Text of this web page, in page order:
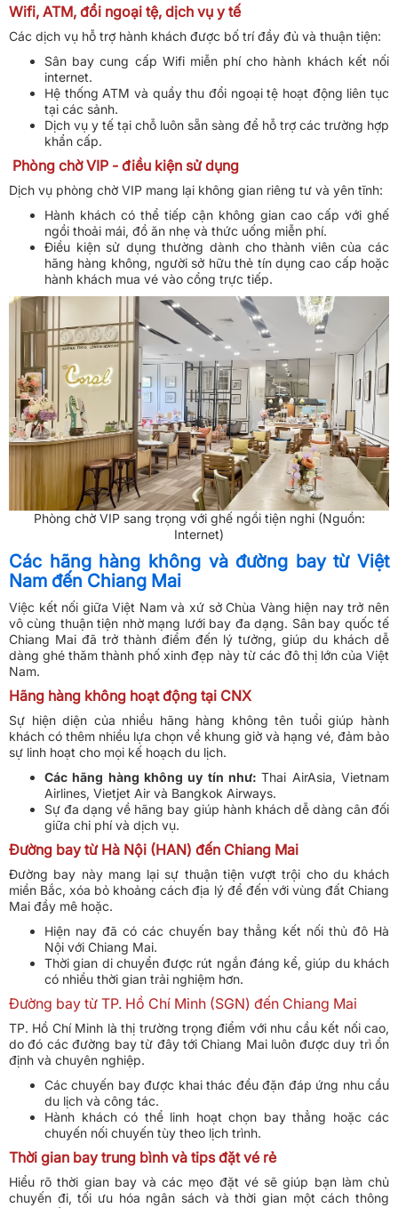
Wifi, ATM, đổi ngoại tệ, dịch vụ y tế
Các dịch vụ hỗ trợ hành khách được bố trí đầy đủ và thuận tiện:
Sân bay cung cấp Wifi miễn phí cho hành khách kết nối
internet.
Hệ thống ATM và quầy thu đổi ngoại tệ hoạt động liên tục
tại các sảnh.
Dịch vụ y tế tại chỗ luôn sẵn sàng để hỗ trợ các trường hợp
khẩn cấp.
Phòng chờ VIP - điều kiện sử dụng
Dịch vụ phòng chờ VIP mang lại không gian riêng tư và yên tĩnh:
Hành khách có thể tiếp cận không gian cao cấp với ghế
ngồi thoải mái, đồ ăn nhẹ và thức uống miễn phí.
Điều kiện sử dụng thường dành cho thành viên của các
hãng hàng không, người sở hữu thẻ tín dụng cao cấp hoặc
hành khách mua vé vào cổng trực tiếp.
Phòng chờ VIP sang trọng với ghế ngồi tiện nghi (Nguồn:
Internet)
Các hãng hàng không và đường bay từ Việt
Nam đến Chiang Mai
Việc kết nối giữa Việt Nam và xứ sở Chùa Vàng hiện nay trở nên
vô cùng thuận tiện nhờ mạng lưới bay đa dạng. Sân bay quốc tế
Chiang Mai đã trở thành điểm đến lý tưởng, giúp du khách dễ
dàng ghé thăm thành phố xinh đẹp này từ các đô thị lớn của Việt
Nam.
Hãng hàng không hoạt động tại CNX
Sự hiện diện của nhiều hãng hàng không tên tuổi giúp hành
khách có thêm nhiều lựa chọn về khung giờ và hạng vé, đảm bảo
sự linh hoạt cho mọi kế hoạch du lịch.
Các hãng hàng không uy tín như:Thai AirAsia, Vietnam
Airlines, Vietjet Air và Bangkok Airways.
Sự đa dạng về hãng bay giúp hành khách dễ dàng cân đối
giữa chi phí và dịch vụ.
Đường bay từ Hà Nội (HAN) đến Chiang Mai
Đường bay này mang lại sự thuận tiện vượt trội cho du khách
miền Bắc, xóa bỏ khoảng cách địa lý để đến với vùng đất Chiang
Mai đầy mê hoặc.
Hiện nay đã có các chuyến bay thẳng kết nối thủ đô Hà
Nội với Chiang Mai.
Thời gian di chuyển được rút ngắn đáng kể, giúp du khách
có nhiều thời gian trải nghiệm hơn.
Đường bay từ TP. Hồ Chí Minh (SGN) đến Chiang Mai
TP. Hồ Chí Minh là thị trường trọng điểm với nhu cầu kết nối cao,
do đó các đường bay từ đây tới Chiang Mai luôn được duy trì ổn
định và chuyên nghiệp.
Các chuyến bay được khai thác đều đặn đáp ứng nhu cầu
du lịch và công tác.
Hành khách có thể linh hoạt chọn bay thẳng hoặc các
chuyến nối chuyến tùy theo lịch trình.
Thời gian bay trung bình và tips đặt vé rẻ
Hiểu rõ thời gian bay và các mẹo đặt vé sẽ giúp bạn làm chủ
chuyến đi, tối ưu hóa ngân sách và thời gian một cách thông